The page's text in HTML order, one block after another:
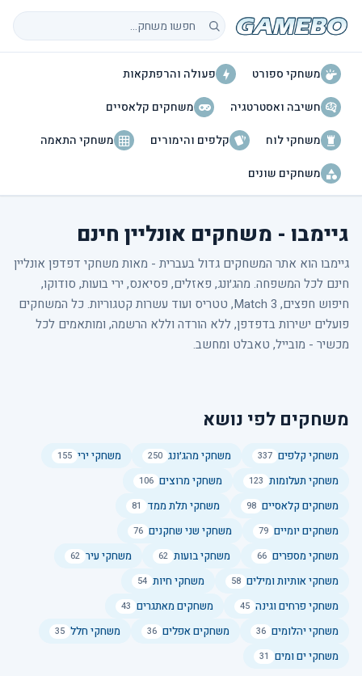
חיפוש משחקים
משחקי ספורט
פעולה והרפתקאות
חשיבה ואסטרטגיה
משחקים קלאסיים
משחקי לוח
קלפים והימורים
משחקי התאמה
משחקים שונים
גיימבו - משחקים אונליין חינם
גיימבו הוא אתר המשחקים גדול בעברית - מאות משחקי דפדפן אונליין
חינם לכל המשפחה. מהג׳ונג, פאזלים, פסיאנס, ירי בועות, סודוקו,
חיפוש חפצים, Match 3, טטריס ועוד עשרות קטגוריות. כל המשחקים
פועלים ישירות בדפדפן, ללא הורדה וללא הרשמה, ומותאמים לכל
מכשיר - מובייל, טאבלט ומחשב.
ניאון פליפ
הפכו את כל הסמלים הניאוניים לזהים. בחרו את הסמל שאליו תרצו
לשנות את הקבוצה הנוכחית.
5.0
שחקו עכשיו ←
משחקים לפי נושא
משחקי קלפים 337 משחקי מהג׳ונג 250 משחקי ירי 155
משחקי תעלומות 123 משחקי מרוצים 106
משחקים קלאסיים 98 משחקי תלת ממד 81
משחקים יומיים 79 משחקי שני שחקנים 76
משחקי מספרים 66 משחקי בועות 62 משחקי עיר 62
משחקי אותיות ומילים 58 משחקי חיות 54
משחקי פרחים וגינה 45 משחקים מאתגרים 43
משחקי יהלומים 36 משחקים אפלים 36 משחקי חלל 35
משחקי ים ומים 31